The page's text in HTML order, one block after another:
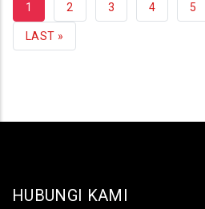
CURRENT
PAGE
1 HALAMAN
2 HALAMAN
3 HALAMAN
4 5
LAST
LAST »
HUBUNGI KAMI